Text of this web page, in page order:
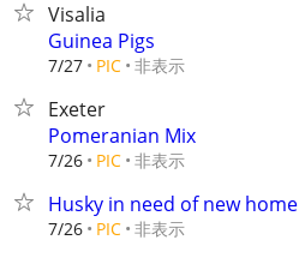
Visalia
Guinea Pigs
7/27 PIC 非表示
Exeter
Pomeranian Mix
7/26 PIC 非表示
Husky in need of new home
7/26 PIC 非表示